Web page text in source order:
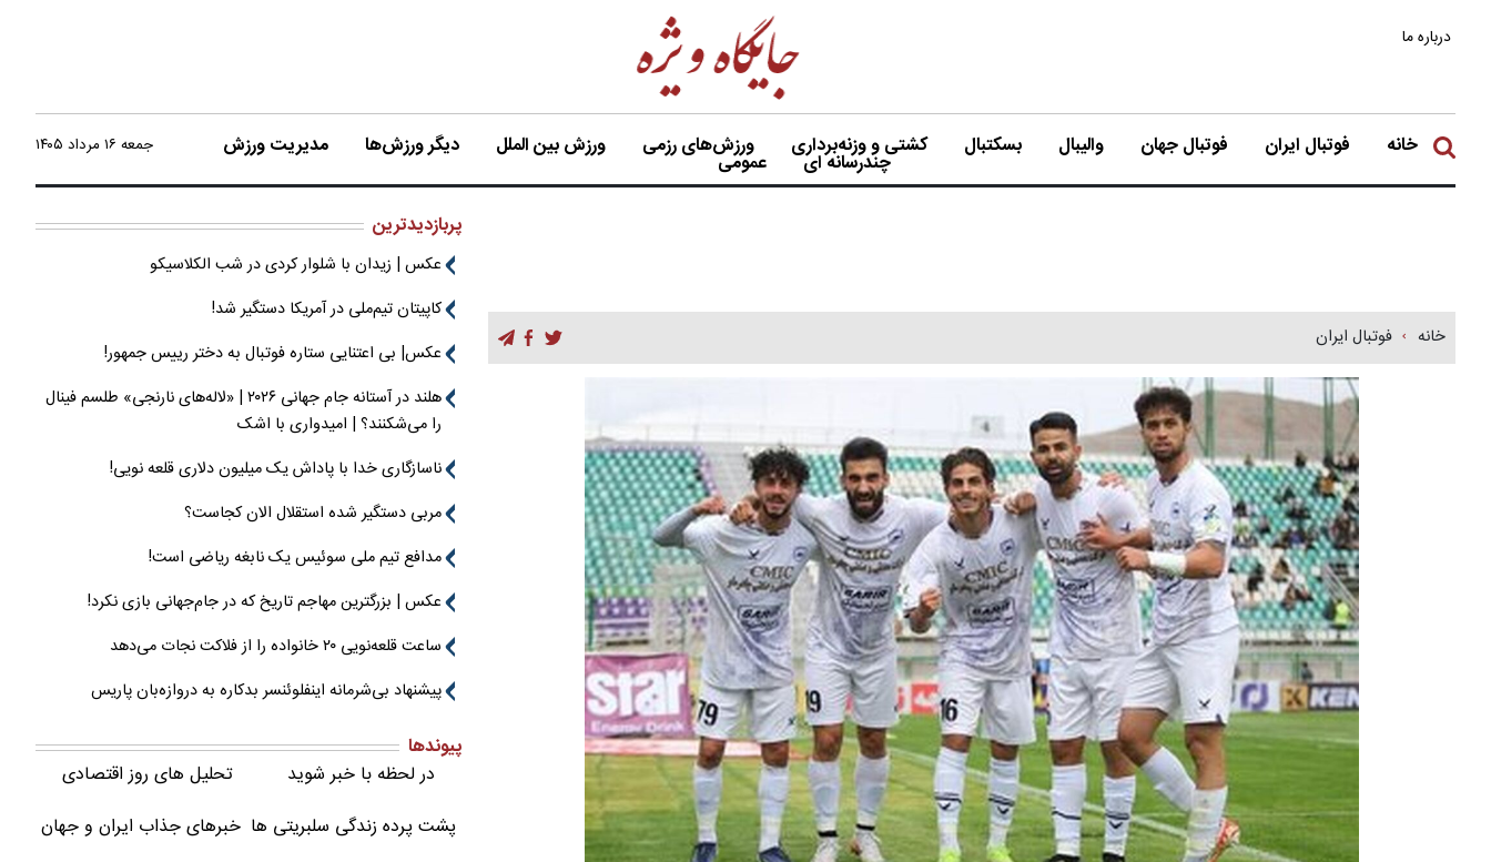
درباره ما
خانه فوتبال ایران فوتبال جهان والیبال بسکتبال کشتی و وزنه‌برداری ورزش‌های رزمی ورزش بین الملل دیگر ورزش‌ها مدیریت ورزش
چندرسانه ای عمومی
جمعه ۱۶ مرداد ۱۴۰۵
خانه فوتبال ایران
پربازدیدترین
عکس | زیدان با شلوار کردی در شب الکلاسیکو
کاپیتان تیم‌ملی در آمریکا دستگیر شد!
عکس| بی اعتنایی ستاره فوتبال به دختر رییس جمهور!
هلند در آستانه جام جهانی ۲۰۲۶ | «لاله‌های نارنجی» طلسم فینال
را می‌شکنند؟ | امیدواری با اشک
ناسازگاری خدا با پاداش یک میلیون دلاری قلعه نویی!
مربی دستگیر شده استقلال الان کجاست؟
مدافع تیم ملی سوئیس یک نابغه ریاضی است!
عکس | بزرگترین مهاجم تاریخ که در جام‌جهانی بازی نکرد!
ساعت قلعه‌نویی ۲۰ خانواده را از فلاکت نجات می‌دهد
پیشنهاد بی‌شرمانه اینفلوئنسر بدکاره به دروازه‌بان پاریس
پیوندها
در لحظه با خبر شوید
تحلیل های روز اقتصادی
پشت پرده زندگی سلبریتی ها خبرهای جذاب ایران و جهان